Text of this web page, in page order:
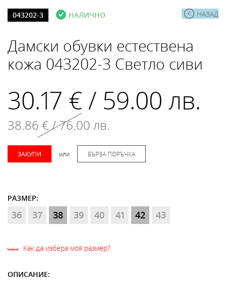
НАЗАД
043202-3 НАЛИЧНО
Дамски обувки естествена
кожа 043202-3 Светло сиви
30.17 € / 59.00 лв.
38.86 € / 76.00 лв.
ЗАКУПИ или БЪРЗА ПОРЪЧКА
РАЗМЕР:
36 37 38 39 40 41 42 43
Как да избера моя размер?
ОПИСАНИЕ: